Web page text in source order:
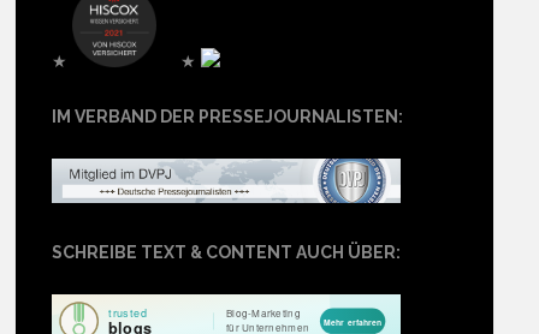
★ ★
IM VERBAND DER PRESSEJOURNALISTEN:
SCHREIBE TEXT & CONTENT AUCH ÜBER: